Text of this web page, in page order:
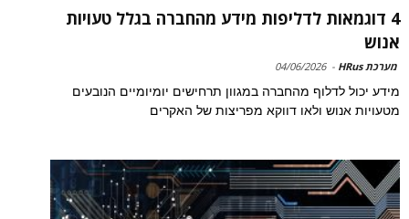
4 דוגמאות לדליפות מידע מהחברה בגלל טעויות
אנוש
מערכת HRus -
04/06/2026
מידע יכול לדלוף מהחברה במגוון תרחישים יומיומיים הנובעים
מטעויות אנוש ולאו דווקא מפריצות של האקרים